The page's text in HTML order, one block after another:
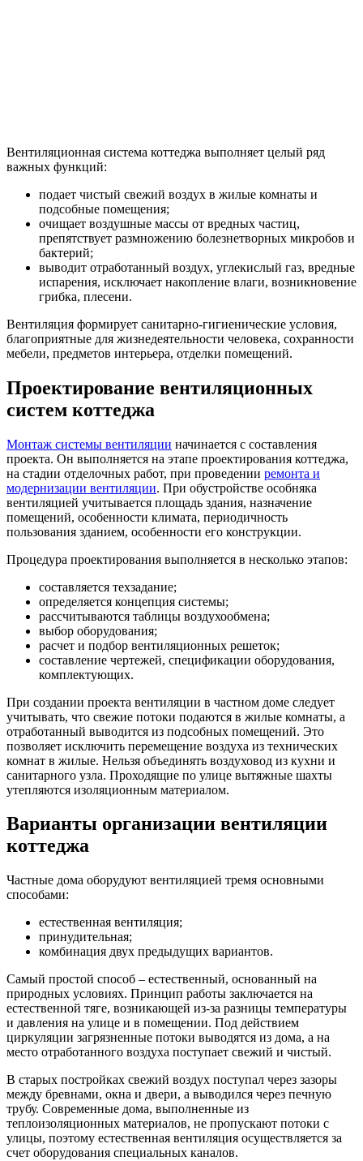
Вентиляционная система коттеджа выполняет целый ряд
важных функций:
подает чистый свежий воздух в жилые комнаты и
подсобные помещения;
очищает воздушные массы от вредных частиц,
препятствует размножению болезнетворных микробов и
бактерий;
выводит отработанный воздух, углекислый газ, вредные
испарения, исключает накопление влаги, возникновение
грибка, плесени.
Вентиляция формирует санитарно-гигиенические условия,
благоприятные для жизнедеятельности человека, сохранности
мебели, предметов интерьера, отделки помещений.
Проектирование вентиляционных
систем коттеджа
Монтаж системы вентиляции начинается с составления
проекта. Он выполняется на этапе проектирования коттеджа,
на стадии отделочных работ, при проведении ремонта и
модернизации вентиляции. При обустройстве особняка
вентиляцией учитывается площадь здания, назначение
помещений, особенности климата, периодичность
пользования зданием, особенности его конструкции.
Процедура проектирования выполняется в несколько этапов:
составляется техзадание;
определяется концепция системы;
рассчитываются таблицы воздухообмена;
выбор оборудования;
расчет и подбор вентиляционных решеток;
составление чертежей, спецификации оборудования,
комплектующих.
При создании проекта вентиляции в частном доме следует
учитывать, что свежие потоки подаются в жилые комнаты, а
отработанный выводится из подсобных помещений. Это
позволяет исключить перемещение воздуха из технических
комнат в жилые. Нельзя объединять воздуховод из кухни и
санитарного узла. Проходящие по улице вытяжные шахты
утепляются изоляционным материалом.
Варианты организации вентиляции
коттеджа
Частные дома оборудуют вентиляцией тремя основными
способами:
естественная вентиляция;
принудительная;
комбинация двух предыдущих вариантов.
Самый простой способ – естественный, основанный на
природных условиях. Принцип работы заключается на
естественной тяге, возникающей из-за разницы температуры
и давления на улице и в помещении. Под действием
циркуляции загрязненные потоки выводятся из дома, а на
место отработанного воздуха поступает свежий и чистый.
В старых постройках свежий воздух поступал через зазоры
между бревнами, окна и двери, а выводился через печную
трубу. Современные дома, выполненные из
теплоизоляционных материалов, не пропускают потоки с
улицы, поэтому естественная вентиляция осуществляется за
счет оборудования специальных каналов.